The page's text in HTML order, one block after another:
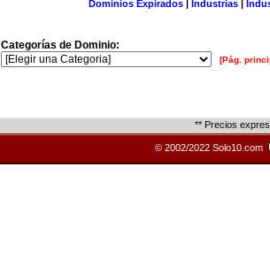
Dominios Expirados Industrias
Categorías de Dominio:
[Pág.
** Precios
© 2002/2022 Solo10.com